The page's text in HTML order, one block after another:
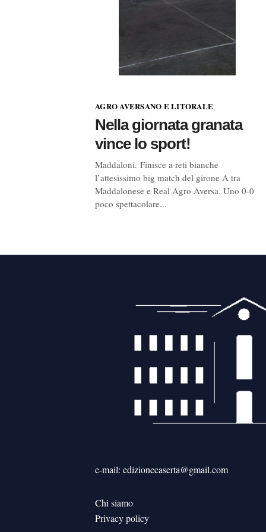
AGRO AVERSANO E LITORALE
Nella giornata granata
vince lo sport!
Maddaloni. Finisce a reti bianche
l’attesissimo big match del girone A tra
Maddalonese e Real Agro Aversa. Uno 0-0
poco spettacolare...
e-mail: edizionecaserta@gmail.com
Chi siamo
Privacy policy